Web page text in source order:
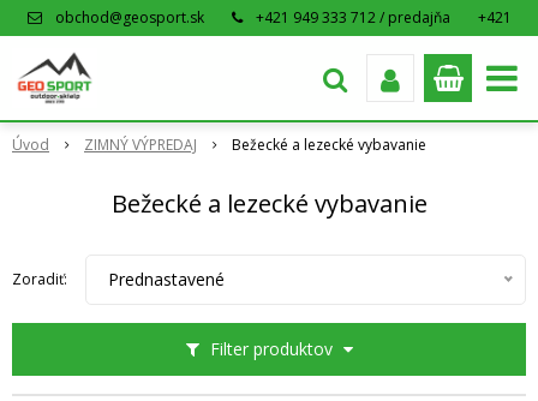
obchod@geosport.sk +421 949 333 712 / predajňa
+421
Úvod ZIMNÝ VÝPREDAJ Bežecké a lezecké vybavanie
Bežecké a lezecké vybavanie
Filter produktov
Zoradiť: Prednastavené